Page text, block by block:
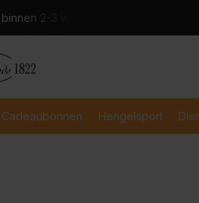
2-3 werkdagen Veilig
Cadeaubonnen Hengelsport